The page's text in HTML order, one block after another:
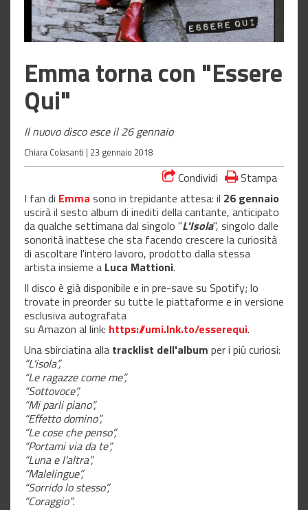
Emma torna con "Essere
Qui"
Il nuovo disco esce il 26 gennaio
Chiara Colasanti | 23 gennaio 2018
Condividi
Stampa
I fan di Emma sono in trepidante attesa: il 26 gennaio
uscirà il sesto album di inediti della cantante, anticipato
da qualche settimana dal singolo "L'Isola", singolo dalle
sonorità inattese che sta facendo crescere la curiosità
di ascoltare l'intero lavoro, prodotto dalla stessa
artista insieme a Luca Mattioni.
Il disco è già disponibile e in pre-save su Spotify; lo
trovate in preorder su tutte le piattaforme e in versione
esclusiva autografata
su Amazon al link: https://umi.lnk.to/esserequi.
Una sbirciatina alla tracklist dell'album per i più curiosi:
“L'isola”,
“Le ragazze come me”,
“Sottovoce”,
“Mi parli piano”,
“Effetto domino”,
“Le cose che penso”,
“Portami via da te”,
“Luna e l'altra”,
“Malelingue”,
“Sorrido lo stesso”,
“Coraggio”.